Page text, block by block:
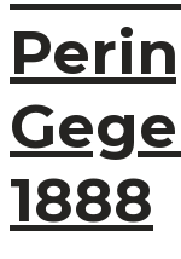
1888